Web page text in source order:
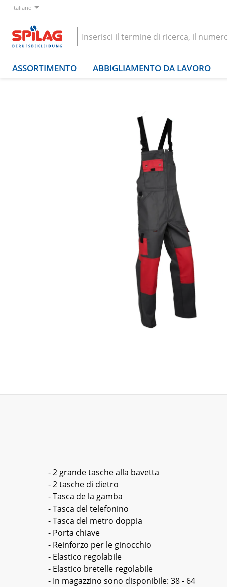
Italiano
ASSORTIMENTO ABBIGLIAMENTO DA LAVORO
- 2 grande tasche alla bavetta
- 2 tasche di dietro
- Tasca de la gamba
- Tasca del telefonino
- Tasca del metro doppia
- Porta chiave
- Reinforzo per le ginocchio
- Elastico regolabile
- Elastico bretelle regolabile
- In magazzino sono disponibile: 38 - 64